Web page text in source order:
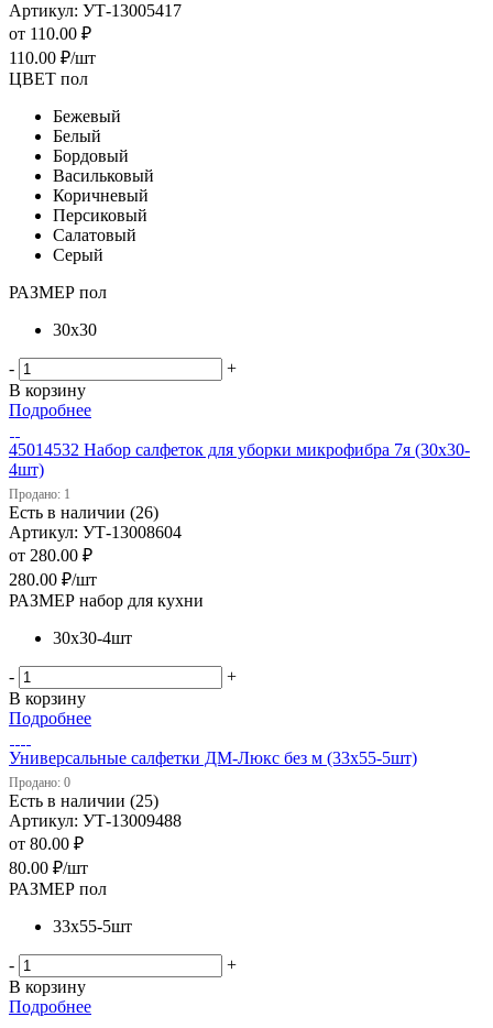
Артикул: УТ-13005417
от 110.00 ₽
110.00 ₽/шт
ЦВЕТ пол
Бежевый
Белый
Бордовый
Васильковый
Коричневый
Персиковый
Салатовый
Серый
РАЗМЕР пол
30х30
-
+
В корзину
Подробнее
45014532 Набор салфеток для уборки микрофибра 7я (30х30-
4шт)
Продано: 1
Есть в наличии (26)
Артикул: УТ-13008604
от 280.00 ₽
280.00 ₽/шт
РАЗМЕР набор для кухни
30х30-4шт
-
+
В корзину
Подробнее
Универсальные салфетки ДМ-Люкс без м (33х55-5шт)
Продано: 0
Есть в наличии (25)
Артикул: УТ-13009488
от 80.00 ₽
80.00 ₽/шт
РАЗМЕР пол
33х55-5шт
-
+
В корзину
Подробнее